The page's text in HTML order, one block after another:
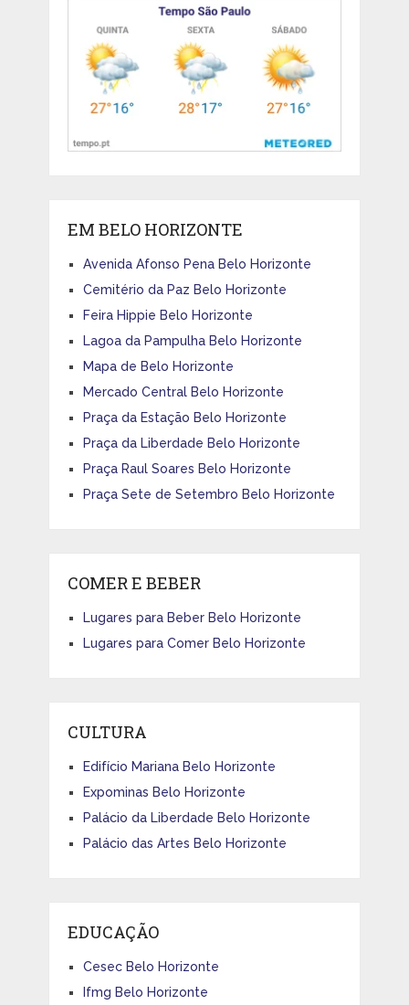
EM BELO HORIZONTE
Avenida Afonso Pena Belo Horizonte
Cemitério da Paz Belo Horizonte
Feira Hippie Belo Horizonte
Lagoa da Pampulha Belo Horizonte
Mapa de Belo Horizonte
Mercado Central Belo Horizonte
Praça da Estação Belo Horizonte
Praça da Liberdade Belo Horizonte
Praça Raul Soares Belo Horizonte
Praça Sete de Setembro Belo Horizonte
COMER E BEBER
Lugares para Beber Belo Horizonte
Lugares para Comer Belo Horizonte
CULTURA
Edifício Mariana Belo Horizonte
Expominas Belo Horizonte
Palácio da Liberdade Belo Horizonte
Palácio das Artes Belo Horizonte
EDUCAÇÃO
Cesec Belo Horizonte
Ifmg Belo Horizonte